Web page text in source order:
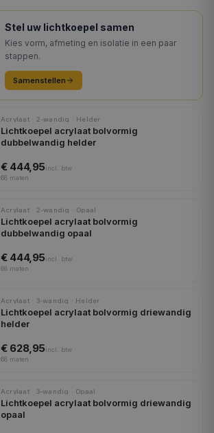
Stel uw lichtkoepel samen
Kies vorm, afmeting en isolatie in een paar
stappen.
Samenstellen
Acrylaat · 2-wandig · Helder
Lichtkoepel acrylaat bolvormig
dubbelwandig helder
€ 444,95incl.
btw
68 maten
Acrylaat · 2-wandig · Opaal
Lichtkoepel acrylaat bolvormig
dubbelwandig opaal
€ 444,95incl.
btw
68 maten
Acrylaat · 3-wandig · Helder
Lichtkoepel acrylaat bolvormig driewandig
helder
€ 628,95incl.
btw
68 maten
Acrylaat · 3-wandig · Opaal
Lichtkoepel acrylaat bolvormig driewandig
opaal